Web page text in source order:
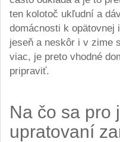
ten kolotoč ukľudní a
domácnosti k opätovnej
jeseň a neskôr i v zime
viac, je preto vhodné
pripraviť.
Na čo sa pro
upratovaní